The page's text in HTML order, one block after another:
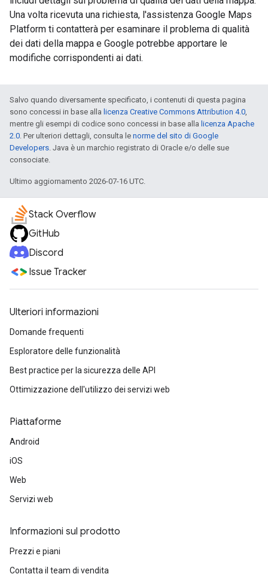
Una volta ricevuta una richiesta, l'assistenza Google Maps
Platform ti contatterà per esaminare il problema di qualità
dei dati della mappa e Google potrebbe apportare le
modifiche corrispondenti ai dati.
Salvo quando diversamente specificato, i contenuti di questa pagina
sono concessi in base alla licenza Creative Commons Attribution 4.0
mentre gli esempi di codice sono concessi in base alla licenza Apache
2.0 . Per ulteriori dettagli, consulta le norme del sito di Google
Developers . Java è un marchio registrato di Oracle e/o delle sue
consociate.
Ultimo aggiornamento 2026-07-16 UTC.
Stack Overflow
GitHub
Discord
Issue Tracker
Ulteriori informazioni
Domande frequenti
Esploratore delle funzionalità
Best practice per la sicurezza delle API
Ottimizzazione dell'utilizzo dei servizi web
Piattaforme
Android
iOS
Web
Servizi web
Informazioni sul prodotto
Prezzi e piani
Contatta il team di vendita